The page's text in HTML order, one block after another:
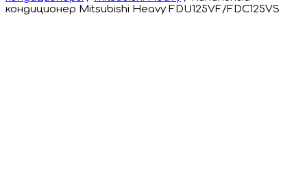
кондиционер Mitsubishi Heavy FDU125VF/FDC125VS